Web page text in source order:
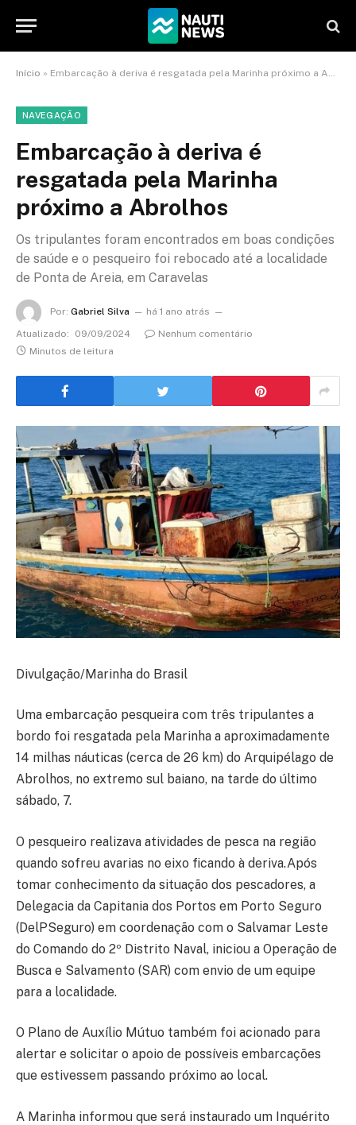
Início » Embarcação à deriva é resgatada pela Marinha próximo a Abrolhos
NAVEGAÇÃO
Embarcação à deriva é
resgatada pela Marinha
próximo a Abrolhos
Os tripulantes foram encontrados em boas condições
de saúde e o pesqueiro foi rebocado até a localidade
de Ponta de Areia, em Caravelas
Por: Gabriel Silva
há 1 ano atrás
Atualizado:
09/09/2024
Nenhum comentário
Minutos de leitura
Divulgação/Marinha do Brasil
Uma embarcação pesqueira com três tripulantes a
bordo foi resgatada pela Marinha a aproximadamente
14 milhas náuticas (cerca de 26 km) do Arquipélago de
Abrolhos, no extremo sul baiano, na tarde do último
sábado, 7.
O pesqueiro realizava atividades de pesca na região
quando sofreu avarias no eixo ficando à deriva.Após
tomar conhecimento da situação dos pescadores, a
Delegacia da Capitania dos Portos em Porto Seguro
(DelPSeguro) em coordenação com o Salvamar Leste
do Comando do 2º Distrito Naval, iniciou a Operação de
Busca e Salvamento (SAR) com envio de um equipe
para a localidade.
O Plano de Auxílio Mútuo também foi acionado para
alertar e solicitar o apoio de possíveis embarcações
que estivessem passando próximo ao local.
A Marinha informou que será instaurado um Inquérito